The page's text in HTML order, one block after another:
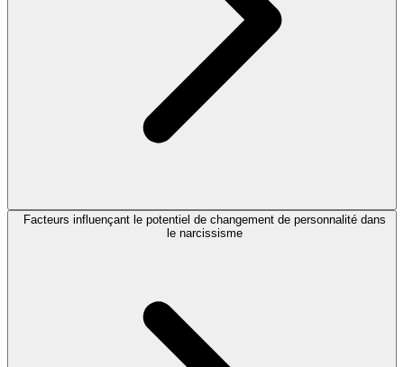
Facteurs influençant le potentiel de changement de personnalité dans
le narcissisme